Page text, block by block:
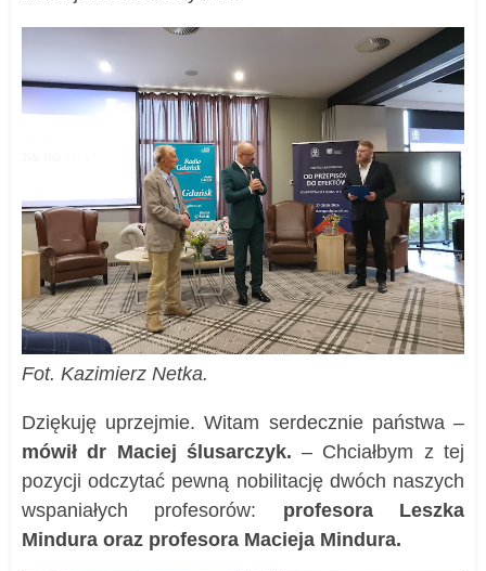
Fot. Kazimierz Netka.
Dziękuję uprzejmie. Witam serdecznie państwa –
mówił dr Maciej ślusarczyk. – Chciałbym z tej
pozycji odczytać pewną nobilitację dwóch naszych
wspaniałych profesorów: profesora Leszka
Mindura oraz profesora Macieja Mindura.